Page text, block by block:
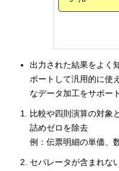
出力された結果をよく
ポートして汎用的に使
なデータ加工をサポー
比較や四則演算の対象
詰めゼロを除去
例：伝票明細の単価、
セパレータが含まれな